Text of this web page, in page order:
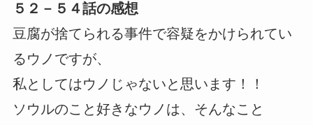
５２－５４話の感想
豆腐が捨てられる事件で容疑をかけられてい
るウノですが、
私としてはウノじゃないと思います！！
ソウルのこと好きなウノは、そんなこと